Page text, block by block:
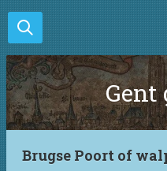
Ga
direct
naar
de
hoofdinhoud
Gent
Brugse Poort of